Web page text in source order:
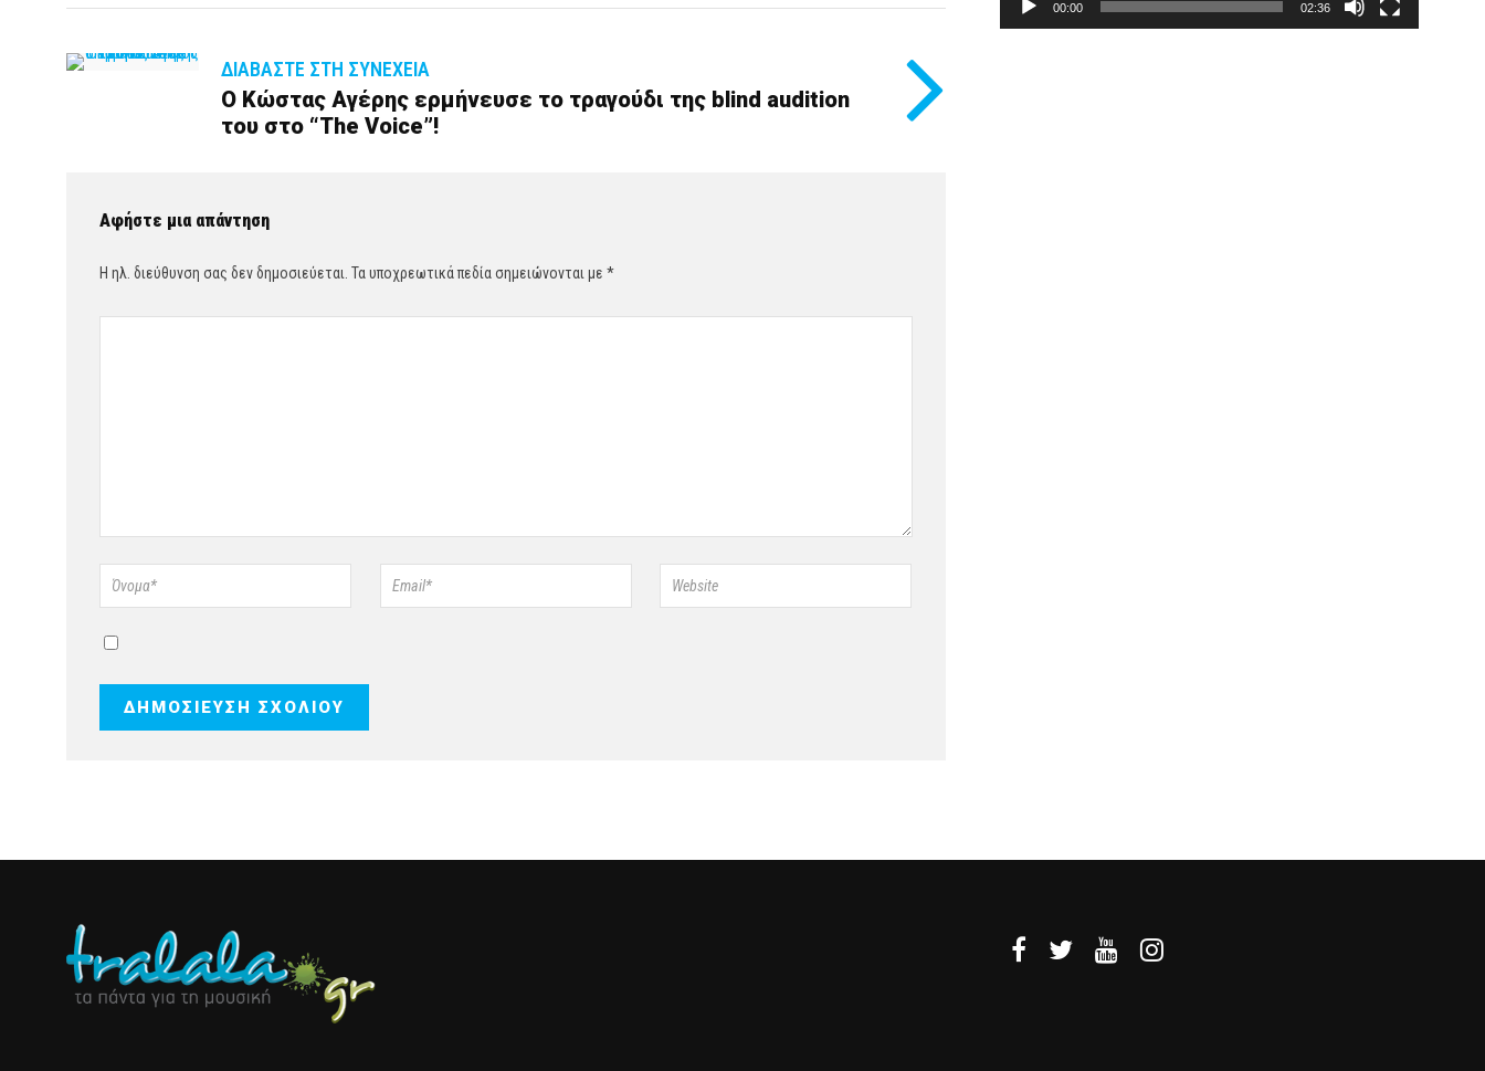
ΔΙΑΒΆΣΤΕ ΣΤΗ ΣΥΝΈΧΕΙΑ
Ο Κώστας Αγέρης ερμήνευσε το τραγούδι της blind audition
του στο “The Voice”!
Αφήστε μια απάντηση
Η ηλ. διεύθυνση σας δεν δημοσιεύεται. Τα υποχρεωτικά πεδία σημειώνονται με *
00:00 02:36